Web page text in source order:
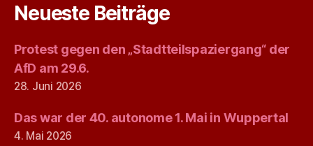
Neueste Beiträge
Protest gegen den „Stadtteilspaziergang“ der
AfD am 29.6.
28. Juni 2026
Das war der 40. autonome 1. Mai in Wuppertal
4. Mai 2026